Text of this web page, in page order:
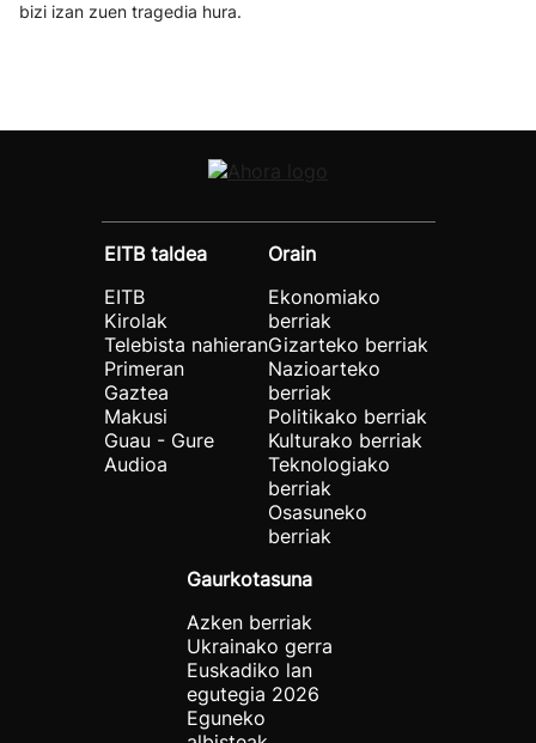
bizi izan zuen tragedia hura.
EITB taldea
EITB
Kirolak
Telebista nahieran
Primeran
Gaztea
Makusi
Guau - Gure
Audioa
Orain
Ekonomiako
berriak
Gizarteko berriak
Nazioarteko
berriak
Politikako berriak
Kulturako berriak
Teknologiako
berriak
Osasuneko
berriak
Gaurkotasuna
Azken berriak
Ukrainako gerra
Euskadiko lan
egutegia 2026
Eguneko